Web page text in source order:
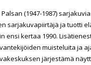
(1947-1987)
sarjakuvapiirtäjä ja tuotti
ensi kertaa 1990.
muisteluita ja
järjestämä